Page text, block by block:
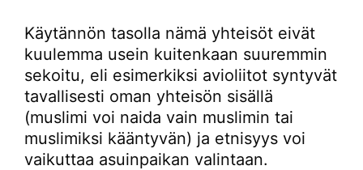
Käytännön tasolla nämä yhteisöt eivät
kuulemma usein kuitenkaan suuremmin
sekoitu, eli esimerkiksi avioliitot syntyvät
tavallisesti oman yhteisön sisällä
(muslimi voi naida vain muslimin tai
muslimiksi kääntyvän) ja etnisyys voi
vaikuttaa asuinpaikan valintaan.